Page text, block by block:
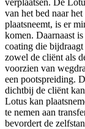
van het bed naar
plaatsneemt, is er
komen. Daarnaast
coating die
zowel de cliënt als
voorzien van
een pootspreiding.
dichtbij de cliënt
Lotus kan
te nemen aan
bevordert de